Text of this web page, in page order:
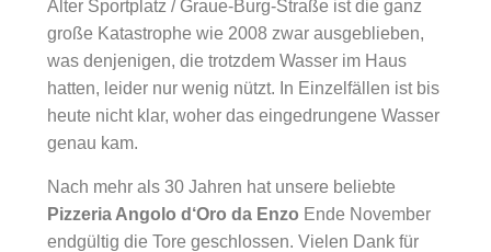
Alter Sportplatz / Graue-Burg-Straße ist die ganz
große Katastrophe wie 2008 zwar ausgeblieben,
was denjenigen, die trotzdem Wasser im Haus
hatten, leider nur wenig nützt. In Einzelfällen ist bis
heute nicht klar, woher das eingedrungene Wasser
genau kam.
Nach mehr als 30 Jahren hat unsere beliebte
Pizzeria Angolo d‘Oro da Enzo Ende November
endgültig die Tore geschlossen. Vielen Dank für